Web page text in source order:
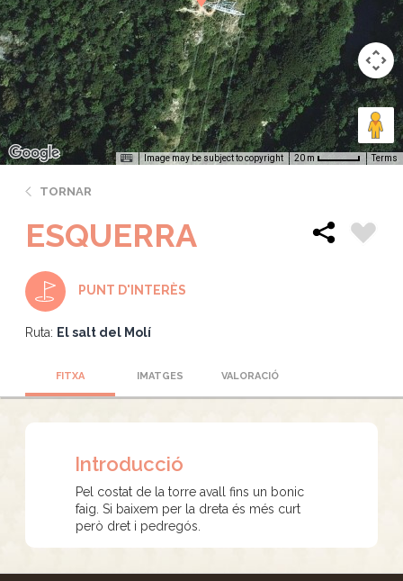
Image may be subject to copyright 20 m Terms
TORNAR
ESQUERRA
PUNT D'INTERÈS
Ruta: El salt del Molí
FITXA IMATGES VALORACIÓ
Introducció
Pel costat de la torre avall fins un bonic
faig. Si baixem per la dreta és més curt
però dret i pedregós.